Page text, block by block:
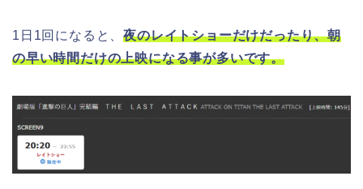
1日1回になると、夜のレイトショーだけだったり、朝
の早い時間だけの上映になる事が多いです。